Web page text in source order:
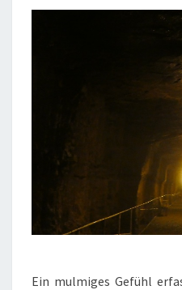
Ein mulmiges Gefühl